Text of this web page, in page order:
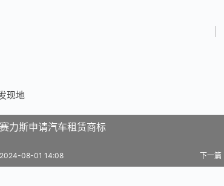
现地
赛力斯申请汽车租赁商标
下一篇
2024-08-01 14:08